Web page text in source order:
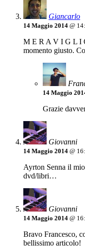
Giancarlo
14 Maggio 2014 @
M E R A V I G L I
momento giusto.
14 Maggio
Grazie
Giovanni
14 Maggio 2014 @
Ayrton Senna il
dvd/libri…
Giovanni
14 Maggio 2014 @
Bravo Francesco,
bellissimo articolo!